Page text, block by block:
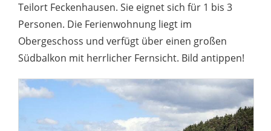
Teilort Feckenhausen. Sie eignet sich für 1 bis 3
Personen. Die Ferienwohnung liegt im
Obergeschoss und verfügt über einen großen
Südbalkon mit herrlicher Fernsicht. Bild antippen!